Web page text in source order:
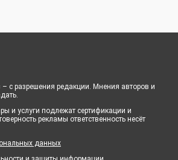
– с разрешения редакции. Мнения авторов и
и услуги подлежат сертификации и
рекламы ответственность несёт
данных